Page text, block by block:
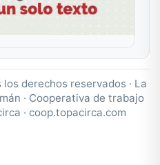
derechos reservados · La
· Cooperativa de trabajo
· coop.topacirca.com